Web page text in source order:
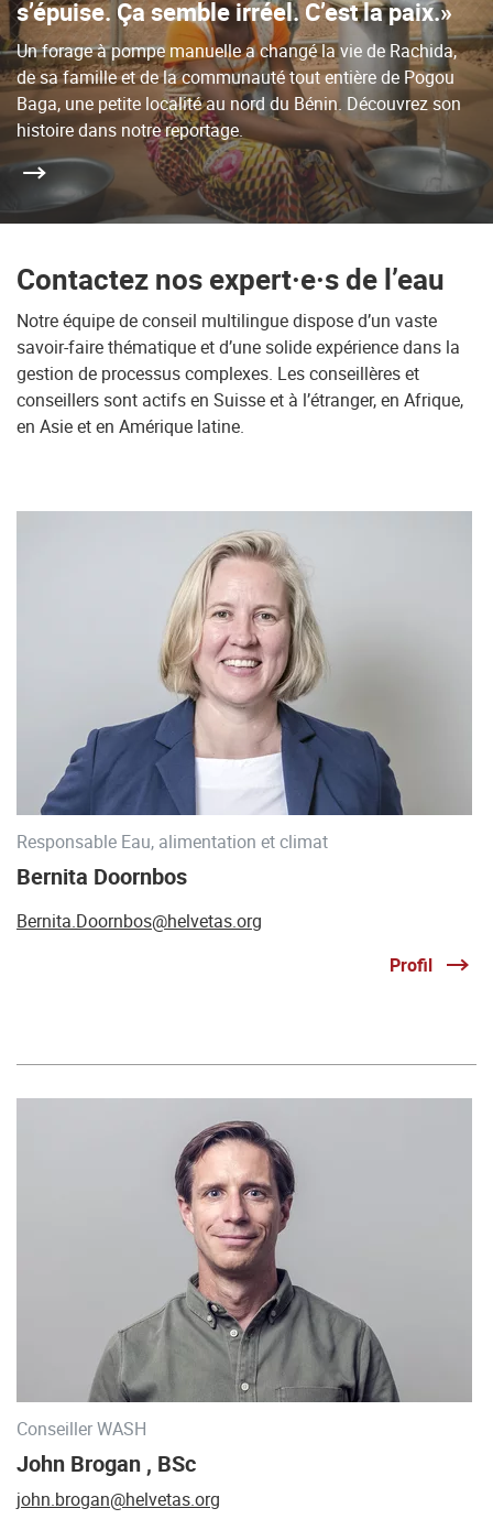
s’épuise. Ça semble irréel. C’est la paix.»
Un forage à pompe manuelle a changé la vie de Rachida,
de sa famille et de la communauté tout entière de Pogou
Baga, une petite localité au nord du Bénin. Découvrez son
histoire dans notre reportage.
Contactez nos expert·e·s de l’eau
Notre équipe de conseil multilingue dispose d’un vaste
savoir-faire thématique et d’une solide expérience dans la
gestion de processus complexes. Les conseillères et
conseillers sont actifs en Suisse et à l’étranger, en Afrique,
en Asie et en Amérique latine.
Responsable Eau, alimentation et climat
Bernita Doornbos
Bernita.Doornbos@helvetas.org
Profil
Conseiller WASH
John Brogan , BSc
john.brogan@helvetas.org